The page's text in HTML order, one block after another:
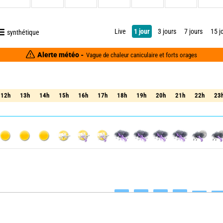
synthétique Live 1 jour 3 jours 7 jours 15
Alerte météo - Vague de chaleur caniculaire et forts orages
12h 13h 14h 15h 16h 17h 18h 19h 20h 21h 22h
12h 13h 14h 15h 16h 17h 18h 19h 20h 21h 22h 23h